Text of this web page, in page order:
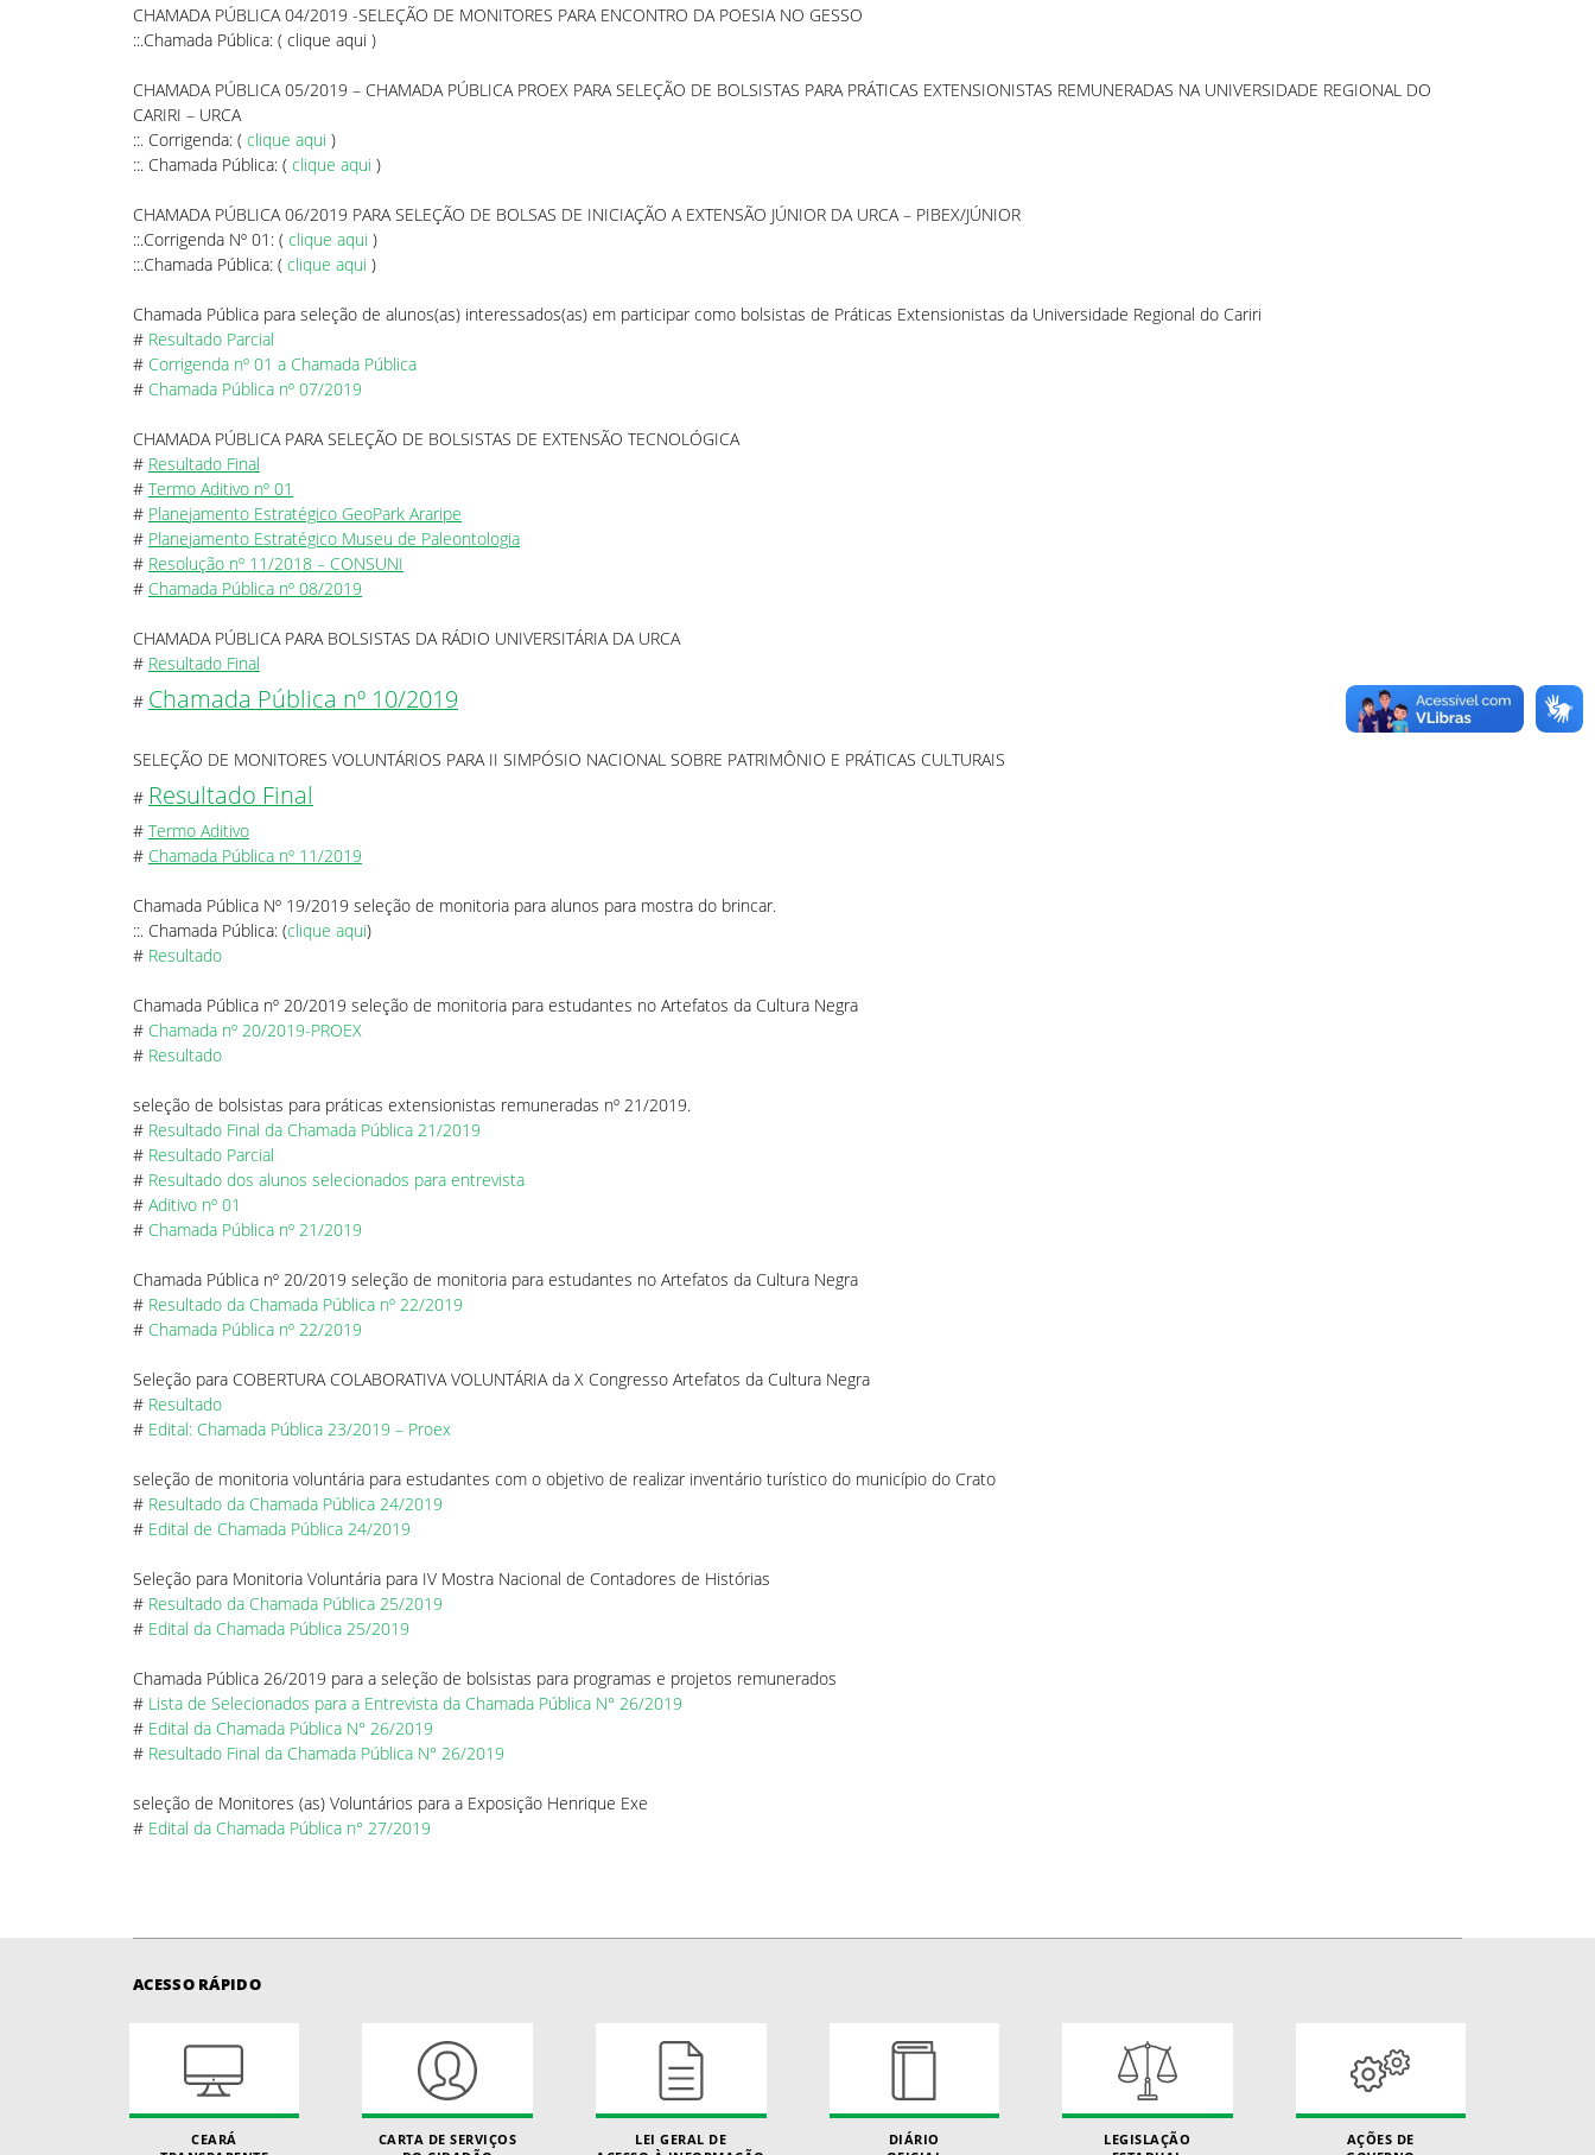
CHAMADA PÚBLICA 04/2019 -SELEÇÃO DE MONITORES PARA ENCONTRO DA POESIA NO GESSO
::.Chamada Pública: ( clique aqui )
CHAMADA PÚBLICA 05/2019 – CHAMADA PÚBLICA PROEX PARA SELEÇÃO DE BOLSISTAS PARA PRÁTICAS EXTENSIONISTAS REMUNERADAS NA UNIVERSIDADE REGIONAL DO
CARIRI – URCA
::. Corrigenda: ( clique aqui )
::. Chamada Pública: ( clique aqui )
CHAMADA PÚBLICA 06/2019 PARA SELEÇÃO DE BOLSAS DE INICIAÇÃO A EXTENSÃO JÚNIOR DA URCA – PIBEX/JÚNIOR
::.Corrigenda Nº 01: ( clique aqui )
::.Chamada Pública: ( clique aqui )
Chamada Pública para seleção de alunos(as) interessados(as) em participar como bolsistas de Práticas Extensionistas da Universidade Regional do Cariri
# Resultado Parcial
# Corrigenda nº 01 a Chamada Pública
# Chamada Pública nº 07/2019
CHAMADA PÚBLICA PARA SELEÇÃO DE BOLSISTAS DE EXTENSÃO TECNOLÓGICA
# Resultado Final
# Termo Aditivo nº 01
# Planejamento Estratégico GeoPark Araripe
# Planejamento Estratégico Museu de Paleontologia
# Resolução nº 11/2018 – CONSUNI
# Chamada Pública nº 08/2019
CHAMADA PÚBLICA PARA BOLSISTAS DA RÁDIO UNIVERSITÁRIA DA URCA
# Resultado Final
# Chamada Pública nº 10/2019
SELEÇÃO DE MONITORES VOLUNTÁRIOS PARA II SIMPÓSIO NACIONAL SOBRE PATRIMÔNIO E PRÁTICAS CULTURAIS
# Resultado Final
# Termo Aditivo
# Chamada Pública nº 11/2019
Chamada Pública Nº 19/2019 seleção de monitoria para alunos para mostra do brincar.
::. Chamada Pública: (clique aqui)
# Resultado
Chamada Pública nº 20/2019 seleção de monitoria para estudantes no Artefatos da Cultura Negra
# Chamada nº 20/2019-PROEX
# Resultado
seleção de bolsistas para práticas extensionistas remuneradas nº 21/2019.
# Resultado Final da Chamada Pública 21/2019
# Resultado Parcial
# Resultado dos alunos selecionados para entrevista
# Aditivo nº 01
# Chamada Pública nº 21/2019
Chamada Pública nº 20/2019 seleção de monitoria para estudantes no Artefatos da Cultura Negra
# Resultado da Chamada Pública nº 22/2019
# Chamada Pública nº 22/2019
Seleção para COBERTURA COLABORATIVA VOLUNTÁRIA da X Congresso Artefatos da Cultura Negra
# Resultado
# Edital: Chamada Pública 23/2019 – Proex
seleção de monitoria voluntária para estudantes com o objetivo de realizar inventário turístico do município do Crato
# Resultado da Chamada Pública 24/2019
# Edital de Chamada Pública 24/2019
Seleção para Monitoria Voluntária para IV Mostra Nacional de Contadores de Histórias
# Resultado da Chamada Pública 25/2019
# Edital da Chamada Pública 25/2019
Chamada Pública 26/2019 para a seleção de bolsistas para programas e projetos remunerados
# Lista de Selecionados para a Entrevista da Chamada Pública N° 26/2019
# Edital da Chamada Pública N° 26/2019
# Resultado Final da Chamada Pública N° 26/2019
seleção de Monitores (as) Voluntários para a Exposição Henrique Exe
# Edital da Chamada Pública n° 27/2019
ACESSO RÁPIDO
CEARÁ
CARTA DE SERVIÇOS
LEI GERAL DE
DIÁRIO
LEGISLAÇÃO
AÇÕES DE